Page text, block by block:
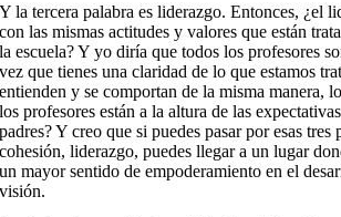
Y la tercera palabra es liderazgo. Entonces, ¿el
con las mismas actitudes y valores que están
la escuela? Y yo diría que todos los profesores
vez que tienes una claridad de lo que estamos
entienden y se comportan de la misma manera,
los profesores están a la altura de las
padres? Y creo que si puedes pasar por esas tres
cohesión, liderazgo, puedes llegar a un lugar
un mayor sentido de empoderamiento en el
visión.